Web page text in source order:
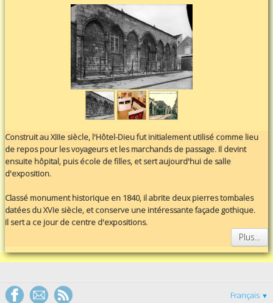
Construit au XIIIe siècle, l'Hôtel-Dieu fut initialement utilisé comme lieu
de repos pour les voyageurs et les marchands de passage. Il devint
ensuite hôpital, puis école de filles, et sert aujourd'hui de salle
d'exposition.
Classé monument historique en 1840, il abrite deux pierres tombales
datées du XVIe siècle, et conserve une intéressante façade gothique.
Il sert a ce jour de centre d'expositions.
Plus...
Français ▼